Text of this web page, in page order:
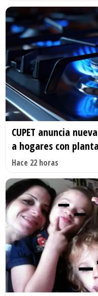
CUPET anuncia
a hogares con
Hace 22 horas